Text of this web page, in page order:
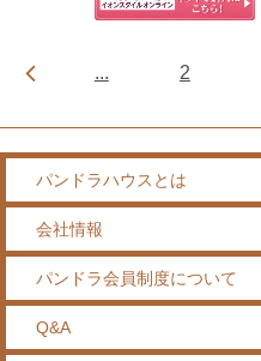
... 2
パンドラハウスとは
会社情報
パンドラ会員制度について
Q&A